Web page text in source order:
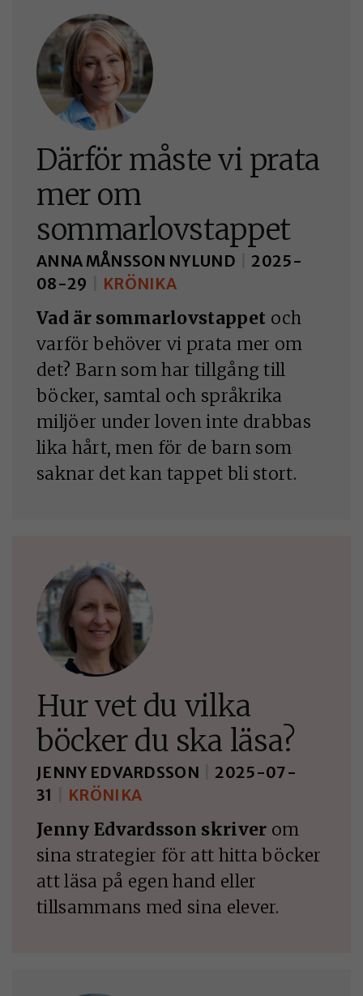
Därför måste vi prata
mer om
sommarlovstappet
ANNA MÅNSSON NYLUND
2025-
08-29
KRÖNIKA
Vad är sommarlovstappet och
varför behöver vi prata mer om
det? Barn som har tillgång till
böcker, samtal och språkrika
miljöer under loven inte drabbas
lika hårt, men för de barn som
saknar det kan tappet bli stort.
Hur vet du vilka
böcker du ska läsa?
JENNY EDVARDSSON
2025-07-
31
KRÖNIKA
Jenny Edvardsson skriver om
sina strategier för att hitta böcker
att läsa på egen hand eller
tillsammans med sina elever.